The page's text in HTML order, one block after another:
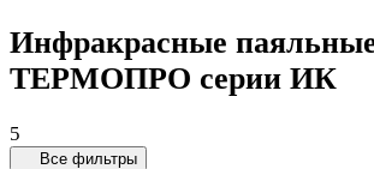
Инфракрасные
ТЕРМОПРО серии ИК
5
Все фильтры